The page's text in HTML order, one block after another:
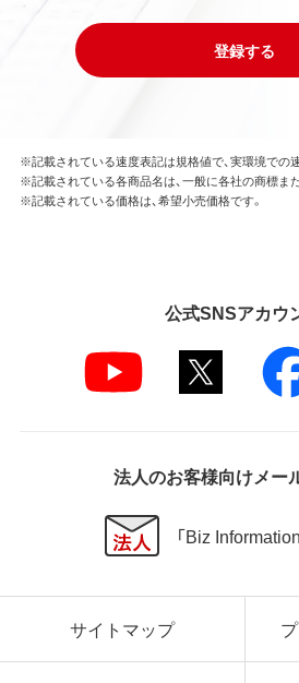
登録する
※記載されている速度表記は規格値で、実環境での
※記載されている各商品名は、一般に各社の商標ま
※記載されている価格は、希望小売価格です。
公式SNSアカウ
法人のお客様向けメー
「Biz
サイトマップ